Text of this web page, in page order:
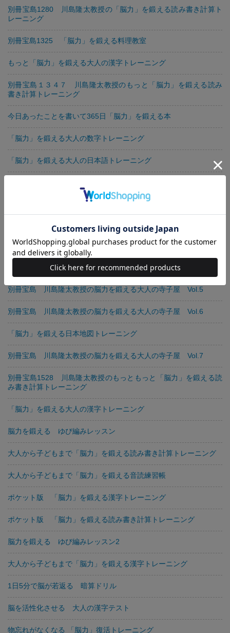
別冊宝島1280 川島隆太教授の「脳力」を鍛える読み書き計算ト
レーニング
別冊宝島1325 「脳力」を鍛える料理教室
もっと「脳力」を鍛える大人の漢字トレーニング
別冊宝島１３４７ 川島隆太教授のもっと「脳力」を鍛える読み
書き計算トレーニング
今日あったことを書いて365日「脳力」を鍛える本
「脳力」を鍛える大人の数字トレーニング
「脳力」を鍛える大人の日本語トレーニング
別冊宝島 川島隆太教授の脳力を鍛える大人の寺子屋 Ｖｏｌ．
別冊宝島 川島隆太教授の脳力を鍛える大人の寺子屋 Vol.3
別冊宝島 川島隆太教授の脳力を鍛える大人の寺子屋 Vol.4
別冊宝島 川島隆太教授の脳力を鍛える大人の寺子屋 Vol.5
別冊宝島 川島隆太教授の脳力を鍛える大人の寺子屋 Vol.6
「脳力」を鍛える日本地図トレーニング
別冊宝島 川島隆太教授の脳力を鍛える大人の寺子屋 Vol.7
別冊宝島1528 川島隆太教授のもっともっと「脳力」を鍛える読
み書き計算トレーニング
「脳力」を鍛える大人の漢字トレーニング
脳力を鍛える ゆび編みレッスン
大人から子どもまで「脳力」を鍛える読み書き計算トレーニング
大人から子どもまで「脳力」を鍛える音読練習帳
ポケット版 「脳力」を鍛える漢字トレーニング
ポケット版 「脳力」を鍛える読み書き計算トレーニング
脳力を鍛える ゆび編みレッスン2
大人から子どもまで「脳力」を鍛える漢字トレーニング
1日5分で脳が若返る 暗算ドリル
脳を活性化させる 大人の漢字テスト
物忘れがなくなる 「脳力」復活トレーニング